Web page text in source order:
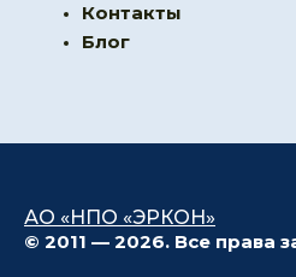
Контакты
Блог
АО «НПО «ЭРКОН»
© 2011 — 2026. Все права